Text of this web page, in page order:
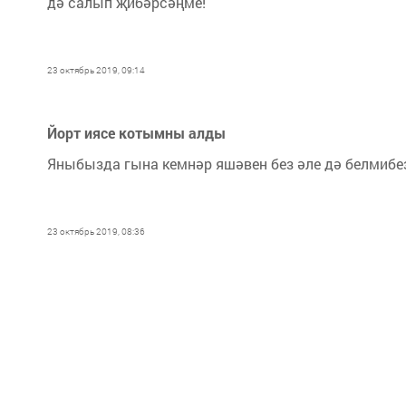
23 октябрь 2019, 09:14
Йорт иясе котымны алды
Яныбызда гына кемнәр яшәвен без әле дә
23 октябрь 2019, 08:36